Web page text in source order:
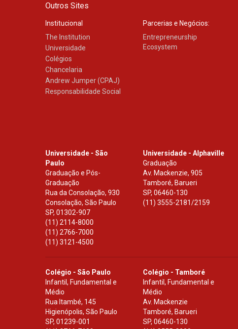
Outros Sites
Institucional
The Institution
Universidade
Colégios
Chancelaria
Andrew Jumper (CPAJ)
Responsabilidade Social
Parcerias e Negócios:
Entrepreneurship
Ecosystem
Universidade - São
Paulo
Graduação e Pós-
Graduação
Rua da Consolação, 930
Consolação, São Paulo
SP, 01302-907
(11) 2114-8000
(11) 2766-7000
(11) 3121-4500
Universidade - Alphaville
Graduação
Av. Mackenzie, 905
Tamboré, Barueri
SP,06460-130
(11) 3555-2181/2159
Colégio - São Paulo
Infantil, Fundamental e
Médio
Rua Itambé, 145
Higienópolis, São Paulo
SP, 01239-001
Colégio - Tamboré
Infantil, Fundamental e
Médio
Av. Mackenzie
Tamboré, Barueri
SP,06460-130